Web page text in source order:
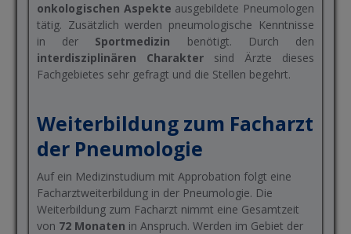
onkologischen Aspekte ausgebildete Pneumologen
tätig. Zusätzlich werden pneumologische Kenntnisse
in der Sportmedizin benötigt. Durch den
interdisziplinären Charakter sind Ärzte dieses
Fachgebietes sehr gefragt und die Stellen begehrt.
Weiterbildung zum Facharzt
der Pneumologie
Auf ein Medizinstudium mit Approbation folgt eine
Facharztweiterbildung in der Pneumologie. Die
Weiterbildung zum Facharzt nimmt eine Gesamtzeit
von 72 Monaten in Anspruch. Werden im Gebiet der